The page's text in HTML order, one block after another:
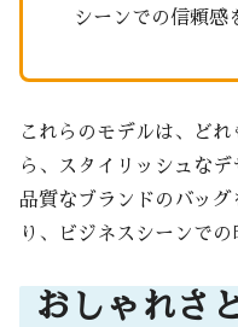
シーンでの信頼感
これらのモデルは、ど
ら、スタイリッシュな
品質なブランドのバッ
り、ビジネスシーンでの
おしゃれさ